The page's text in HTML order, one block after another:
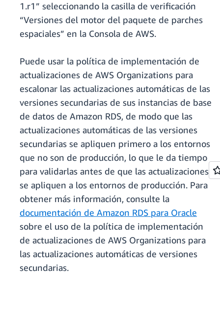
1.r1” seleccionando la casilla de verificación
“Versiones del motor del paquete de parches
espaciales” en la Consola de AWS.
Puede usar la política de implementación de
actualizaciones de AWS Organizations para
escalonar las actualizaciones automáticas de las
versiones secundarias de sus instancias de base
de datos de Amazon RDS, de modo que las
actualizaciones automáticas de las versiones
secundarias se apliquen primero a los entornos
que no son de producción, lo que le da tiempo
para validarlas antes de que las actualizaciones
se apliquen a los entornos de producción. Para
obtener más información, consulte la
documentación de Amazon RDS para Oracle
sobre el uso de la política de implementación
de actualizaciones de AWS Organizations para
las actualizaciones automáticas de versiones
secundarias.